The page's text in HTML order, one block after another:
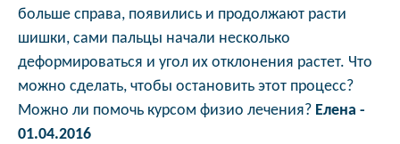
больше справа, появились и продолжают расти
шишки, сами пальцы начали несколько
деформироваться и угол их отклонения растет. Что
можно сделать, чтобы остановить этот процесс?
Можно ли помочь курсом физио лечения? Елена -
01.04.2016